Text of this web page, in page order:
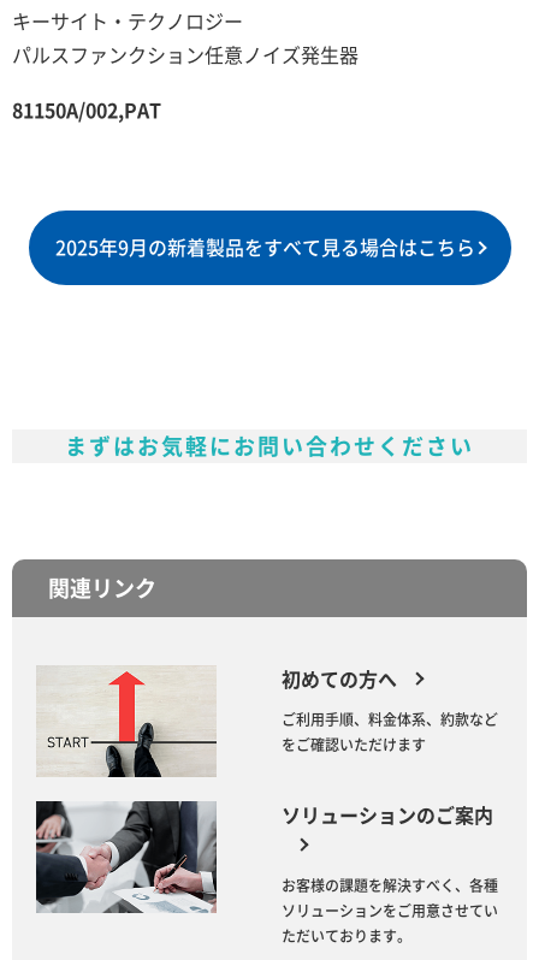
キーサイト・テクノロジー
パルスファンクション任意ノイズ発生器
81150A/002,PAT
2025年9月の新着製品をすべて見る場合はこちら
まずはお気軽にお問い合わせください
関連リンク
初めての方へ
ご利用手順、料金体系、約款など
をご確認いただけます
ソリューションのご案内
お客様の課題を解決すべく、各種
ソリューションをご用意させてい
ただいております。